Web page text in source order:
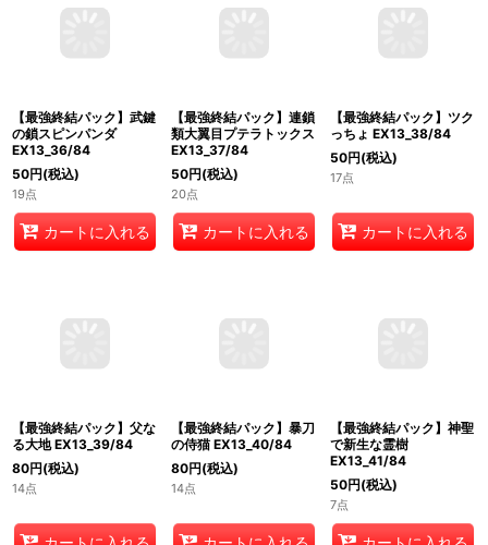
【最強終結パック】武鍵
の鎖スピンパンダ
EX13_36/84
50円(税込)
19点
【最強終結パック】連鎖
類大翼目プテラトックス
EX13_37/84
50円(税込)
20点
【最強終結パック】ツク
っちょ EX13_38/84
50円(税込)
17点
【最強終結パック】父な
る大地 EX13_39/84
80円(税込)
14点
【最強終結パック】暴刀
の侍猫 EX13_40/84
80円(税込)
14点
【最強終結パック】神聖
で新生な霊樹
EX13_41/84
50円(税込)